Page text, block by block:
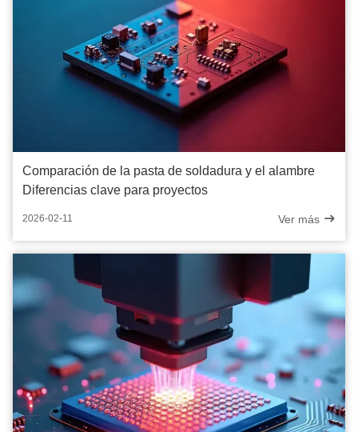
Comparación de la pasta de soldadura y el alambre
Diferencias clave para proyectos
2026-02-11 Ver más